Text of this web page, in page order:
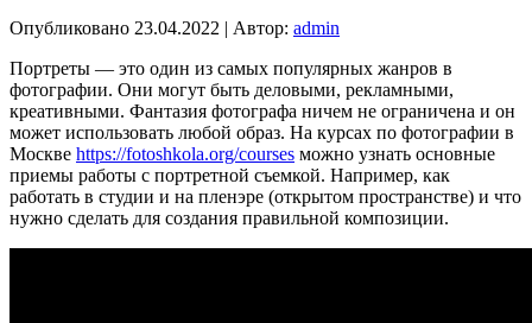
Опубликовано 23.04.2022 | Автор: admin
Портреты — это один из самых популярных жанров в
фотографии. Они могут быть деловыми, рекламными,
креативными. Фантазия фотографа ничем не ограничена и он
может использовать любой образ. На курсах по фотографии в
Москве https://fotoshkola.org/courses можно узнать основные
приемы работы с портретной съемкой. Например, как
работать в студии и на пленэре (открытом пространстве) и что
нужно сделать для создания правильной композиции.